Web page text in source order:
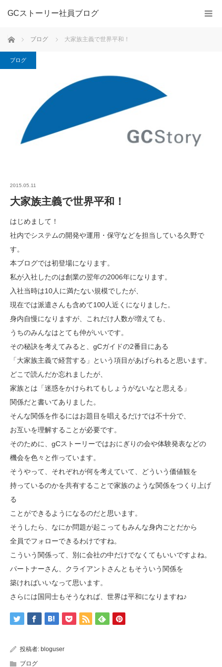
GCストーリー社員ブログ
ホーム ブログ 大家族主義で世界平和！
ブログ
2015.05.11
大家族主義で世界平和！
はじめまして！
社内でシステムの開発や運用・保守などを担当している久野で
す。
本ブログでは初登場になります。
私が入社したのは創業の翌年の2006年になります。
入社当時は10人に満たない規模でしたが、
現在では派遣さんも含めて100人近くになりました。
身内自慢になりますが、これだけ人数が増えても、
うちのみんなはとても仲がいいです。
その秘訣を考えてみると、gCガイドの2番目にある
「大家族主義で経営する」という項目があげられると思います。
どこで読んだか忘れましたが、
家族とは「迷惑をかけられてもしょうがないなと思える」
関係だと書いてありました。
そんな関係を作るにはお題目を唱えるだけでは不十分で、
お互いを理解することが必要です。
そのために、gCストーリーではおにぎりの会や体験発表などの
機会を色々と作っています。
そうやって、それぞれが何を考えていて、どういう価値観を
持っているのかを共有することで家族のような関係をつくり上げ
る
ことができるようになるのだと思います。
そうしたら、なにか問題が起こってもみんな身内ごとだから
全員でフォローできるわけですね。
こういう関係って、別に会社の中だけでなくてもいいですよね。
パートナーさん、クライアントさんともそういう関係を
築ければいいなって思います。
さらには国同士もそうなれば、世界は平和になりますね♪
投稿者: bloguser
ブログ